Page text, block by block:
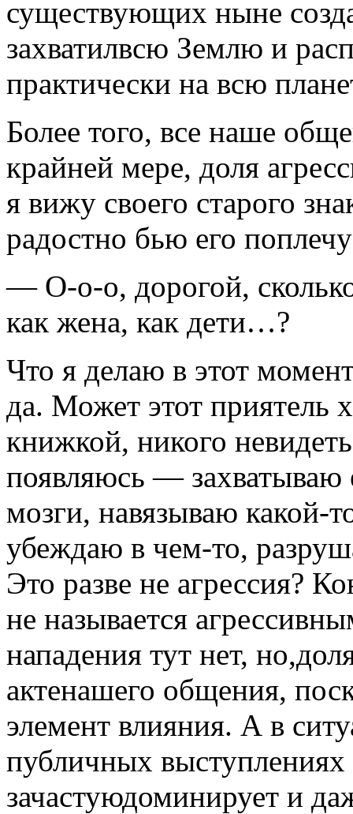
существующих ныне
захватилвсю Землю и
практически на всю
Более того, все наше
крайней мере, доля
я вижу своего старого
радостно бью его
— О-о-о, дорогой,
как жена, как дети…?
Что я делаю в этот
да. Может этот приятель
книжкой, никого
появляюсь —
мозги, навязываю какой-
убеждаю в чем-то,
Это разве не агрессия?
не называется
нападения тут нет,
актенашего общения,
элемент влияния. А в
публичных выступлениях
зачастуюдоминирует и